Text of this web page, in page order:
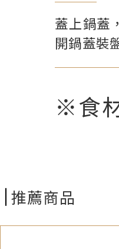
蓋上鍋蓋
開鍋蓋裝
※食
推薦商品